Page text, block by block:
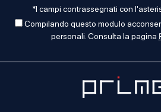
*I campi contrassegnati con
Compilando questo modulo
personali. Consulta la pagina